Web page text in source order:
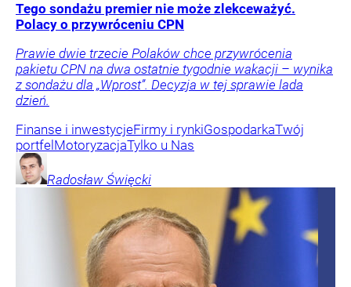
Tego sondażu premier nie może zlekceważyć.
Polacy o przywróceniu CPN
Prawie dwie trzecie Polaków chce przywrócenia
pakietu CPN na dwa ostatnie tygodnie wakacji – wynika
z sondażu dla „Wprost”. Decyzja w tej sprawie lada
dzień.
Finanse i inwestycjeFirmy i rynkiGospodarkaTwój
portfel MotoryzacjaTylko u Nas
Radosław Święcki